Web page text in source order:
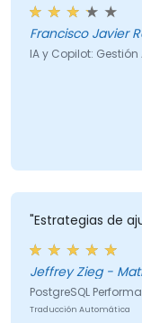
IA y Copilot:
"Estrategias de
Jeffrey
PostgreSQL
Traducción Automática